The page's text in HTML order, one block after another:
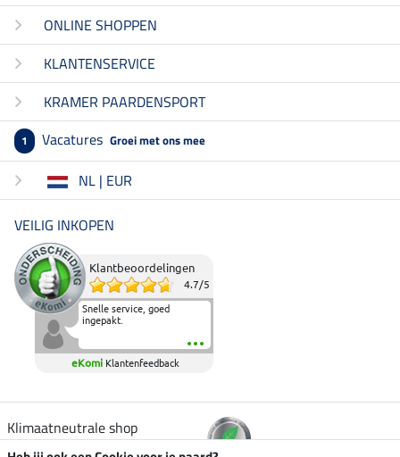
ONLINE SHOPPEN
KLANTENSERVICE
KRAMER PAARDENSPORT
1 Vacatures Groei met ons mee
NL | EUR
VEILIG INKOPEN
Klantbeoordelingen
4.7/5
Snelle service, goed
ingepakt.
eKomi Klantenfeedback
Klimaatneutrale shop